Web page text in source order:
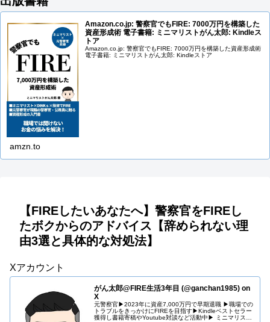
Amazon.co.jp: 警察官でもFIRE: 7000万円を構築した
資産形成術 電子書籍: ミニマリストがん太郎: Kindleス
トア
Amazon.co.jp: 警察官でもFIRE: 7000万円を構築した資産形成術
電子書籍: ミニマリストがん太郎: Kindleストア
amzn.to
【FIREしたいあなたへ】警察官をFIREし
たボクからのアドバイス【辞められない理
由3選と具体的な対処法】
Xアカウント
がん太郎@FIRE生活3年目 (@ganchan1985) on
X
元警察官▶︎2023年に資産7,000万円で早期退職 ▶︎職場での
トラブルをきっかけにFIREを目指す▶︎Kindleベストセラー
獲得し書籍寄稿やYoutube対談など活動中▶︎ ミニマリスト